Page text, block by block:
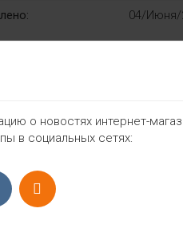
04/Июня/
о новостях интернет-
в социальных сетях: